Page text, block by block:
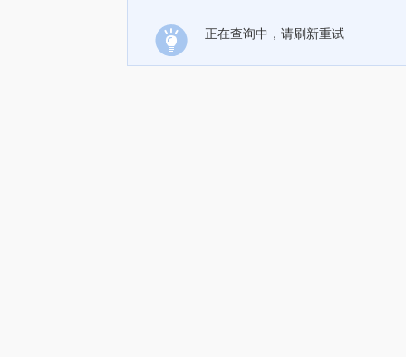
正在查询中，请刷新重试